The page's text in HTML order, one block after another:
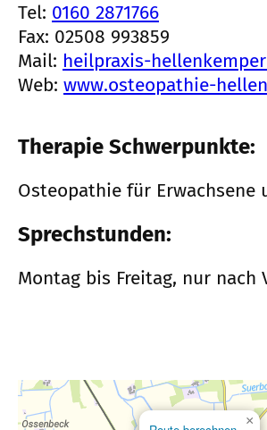
Tel: 0160 2871766
Fax: 02508 993859
Mail: heilpraxis-
Web: www.osteopathie-
Therapie Schwerpunkte:
Osteopathie für Erwachsene
Sprechstunden:
Montag bis Freitag, nur nach
×